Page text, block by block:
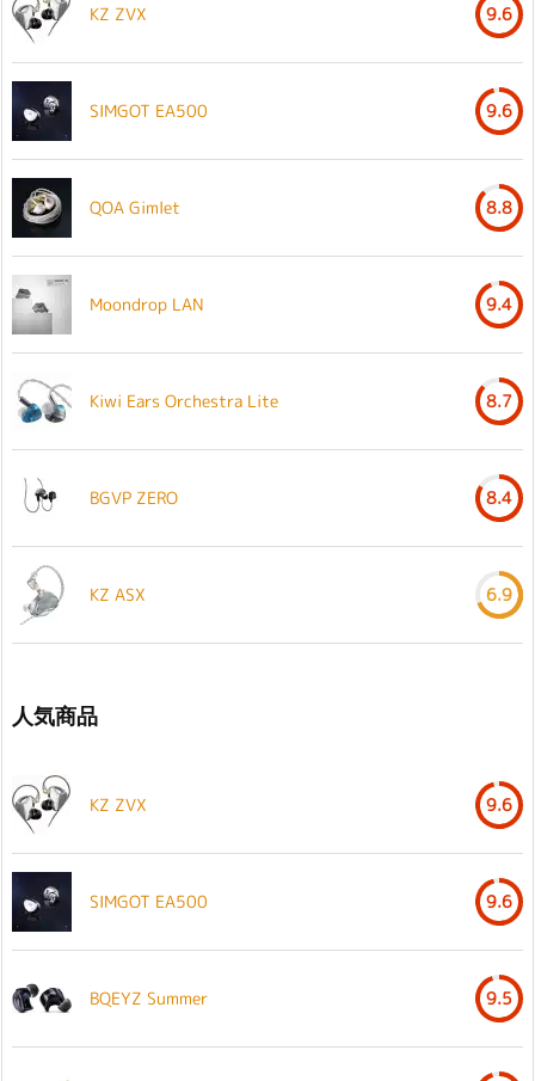
KZ ZVX 9.6
SIMGOT EA500 9.6
QOA Gimlet 8.8
Moondrop LAN 9.4
Kiwi Ears Orchestra Lite 8.7
BGVP ZERO 8.4
KZ ASX 6.9
人気商品
KZ ZVX 9.6
SIMGOT EA500 9.6
BQEYZ Summer 9.5